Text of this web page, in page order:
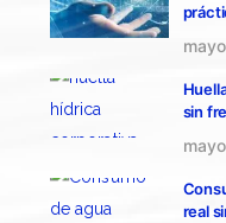
sin
real